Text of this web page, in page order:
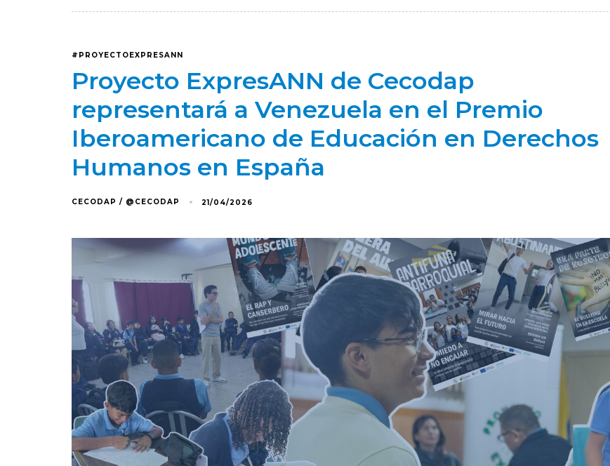
#PROYECTOEXPRESANN
Proyecto ExpresANN de Cecodap
representará a Venezuela en el Premio
Iberoamericano de Educación en Derechos
Humanos en España
CECODAP / @CECODAP 21/04/2026